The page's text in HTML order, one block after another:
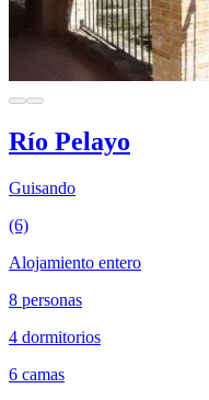
Río Pelayo
Guisando
(6)
Alojamiento entero
8 personas
4 dormitorios
6 camas